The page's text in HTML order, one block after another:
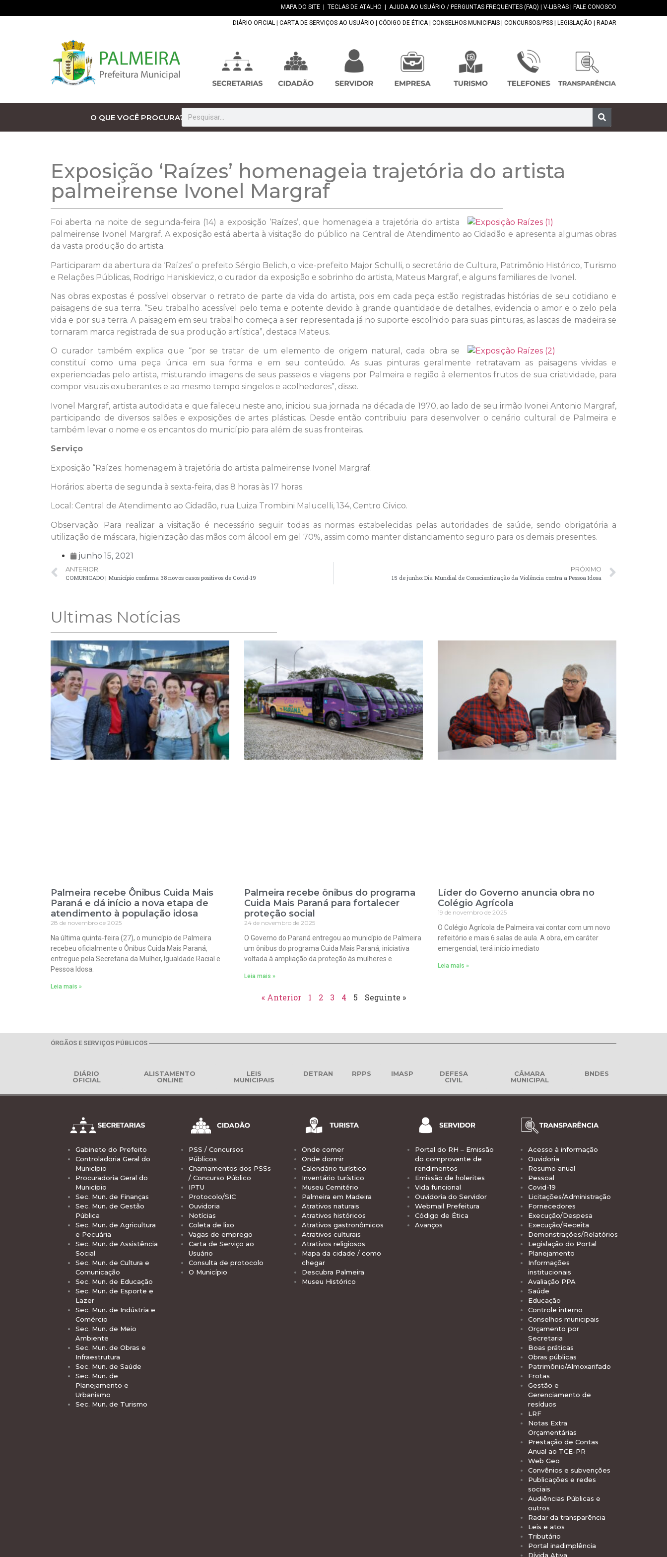
MAPA DO SITE TECLAS DE ATALHO AJUDA AO USUÁRIO / PERGUNTAS FREQUENTES (FAQ) V-LIBRAS FALE CONOSCO
DIÁRIO OFICIAL CARTA DE SERVIÇOS AO USUÁRIO CÓDIGO DE ÉTICA| CONSELHOS MUNICIPAIS CONCURSOS/PSS LEGISLAÇÃO RADAR
O QUE VOCÊ PROCURA?
Exposição ‘Raízes’ homenageia trajetória do artista
palmeirense Ivonel Margraf
Foi aberta na noite de segunda-feira (14) a exposição ‘Raízes’, que homenageia a trajetória do artista
palmeirense Ivonel Margraf. A exposição está aberta à visitação do público na Central de Atendimento ao Cidadão e apresenta algumas obras
da vasta produção do artista.
Participaram da abertura da ‘Raízes’ o prefeito Sérgio Belich, o vice-prefeito Major Schulli, o secretário de Cultura, Patrimônio Histórico, Turismo
e Relações Públicas, Rodrigo Haniskievicz, o curador da exposição e sobrinho do artista, Mateus Margraf, e alguns familiares de Ivonel.
Nas obras expostas é possível observar o retrato de parte da vida do artista, pois em cada peça estão registradas histórias de seu cotidiano e
paisagens de sua terra. “Seu trabalho acessível pelo tema e potente devido à grande quantidade de detalhes, evidencia o amor e o zelo pela
vida e por sua terra. A paisagem em seu trabalho começa a ser representada já no suporte escolhido para suas pinturas, as lascas de madeira se
tornaram marca registrada de sua produção artística”, destaca Mateus.
O curador também explica que “por se tratar de um elemento de origem natural, cada obra se
constituí como uma peça única em sua forma e em seu conteúdo. As suas pinturas geralmente retratavam as paisagens vividas e
experienciadas pelo artista, misturando imagens de seus passeios e viagens por Palmeira e região à elementos frutos de sua criatividade, para
compor visuais exuberantes e ao mesmo tempo singelos e acolhedores”, disse.
Ivonel Margraf, artista autodidata e que faleceu neste ano, iniciou sua jornada na década de 1970, ao lado de seu irmão Ivonei Antonio Margraf,
participando de diversos salões e exposições de artes plásticas. Desde então contribuiu para desenvolver o cenário cultural de Palmeira e
também levar o nome e os encantos do município para além de suas fronteiras.
Serviço
Exposição “Raízes: homenagem à trajetória do artista palmeirense Ivonel Margraf.
Horários: aberta de segunda à sexta-feira, das 8 horas às 17 horas.
Local: Central de Atendimento ao Cidadão, rua Luiza Trombini Malucelli, 134, Centro Cívico.
Observação: Para realizar a visitação é necessário seguir todas as normas estabelecidas pelas autoridades de saúde, sendo obrigatória a
utilização de máscara, higienização das mãos com álcool em gel 70%, assim como manter distanciamento seguro para os demais presentes.
junho 15, 2021
ANTERIOR
COMUNICADO | Município confirma 38 novos casos positivos de Covid-19
PRÓXIMO
15 de junho: Dia Mundial de Conscientização da Violência contra a Pessoa Idosa
Ultimas Notícias
Palmeira recebe Ônibus Cuida Mais
Paraná e dá início a nova etapa de
atendimento à população idosa
28 de novembro de 2025
Na última quinta-feira (27), o município de Palmeira
recebeu oficialmente o Ônibus Cuida Mais Paraná,
entregue pela Secretaria da Mulher, Igualdade Racial e
Pessoa Idosa.
Leia mais »
Palmeira recebe ônibus do programa
Cuida Mais Paraná para fortalecer
proteção social
24 de novembro de 2025
O Governo do Paraná entregou ao município de Palmeira
um ônibus do programa Cuida Mais Paraná, iniciativa
voltada à ampliação da proteção às mulheres e
Leia mais »
Líder do Governo anuncia obra no
Colégio Agrícola
19 de novembro de 2025
O Colégio Agrícola de Palmeira vai contar com um novo
refeitório e mais 6 salas de aula. A obra, em caráter
emergencial, terá início imediato
Leia mais »
« Anterior 1 2 3 4 5 Seguinte »
ÓRGÃOS E SERVIÇOS PÚBLICOS
DIÁRIO
OFICIAL
ALISTAMENTO
ONLINE
LEIS
MUNICIPAIS
DETRAN RPPS IMASP
DEFESA
CIVIL
CÂMARA
MUNICIPAL
BNDES
Gabinete do Prefeito
Controladoria Geral do
Município
Procuradoria Geral do
Município
Sec. Mun. de Finanças
Sec. Mun. de Gestão
Pública
Sec. Mun. de Agricultura
e Pecuária
Sec. Mun. de Assistência
Social
Sec. Mun. de Cultura e
Comunicação
Sec. Mun. de Educação
Sec. Mun. de Esporte e
Lazer
Sec. Mun. de Indústria e
Comércio
Sec. Mun. de Meio
Ambiente
Sec. Mun. de Obras e
Infraestrutura
Sec. Mun. de Saúde
Sec. Mun. de
Planejamento e
Urbanismo
Sec. Mun. de Turismo
PSS / Concursos
Públicos
Chamamentos dos PSSs
/ Concurso Público
IPTU
Protocolo/SIC
Ouvidoria
Notícias
Coleta de lixo
Vagas de emprego
Carta de Serviço ao
Usuário
Consulta de protocolo
O Município
Onde comer
Onde dormir
Calendário turístico
Inventário turístico
Museu Cemitério
Palmeira em Madeira
Atrativos naturais
Atrativos históricos
Atrativos gastronômicos
Atrativos culturais
Atrativos religiosos
Mapa da cidade / como
chegar
Descubra Palmeira
Museu Histórico
Portal do RH – Emissão
do comprovante de
rendimentos
Emissão de holerites
Vida funcional
Ouvidoria do Servidor
Webmail Prefeitura
Código de Ética
Avanços
Acesso à informação
Ouvidoria
Resumo anual
Pessoal
Covid-19
Licitações/Administração
Fornecedores
Execução/Despesa
Execução/Receita
Demonstrações/Relatórios
Legislação do Portal
Planejamento
Informações
institucionais
Avaliação PPA
Saúde
Educação
Controle interno
Conselhos municipais
Orçamento por
Secretaria
Boas práticas
Obras públicas
Patrimônio/Almoxarifado
Frotas
Gestão e
Gerenciamento de
resíduos
LRF
Notas Extra
Orçamentárias
Prestação de Contas
Anual ao TCE-PR
Web Geo
Convênios e subvenções
Publicações e redes
sociais
Audiências Públicas e
outros
Radar da transparência
Leis e atos
Tributário
Portal inadimplência
Dívida Ativa